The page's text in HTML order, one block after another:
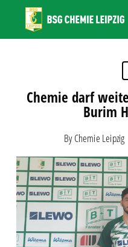
main
Chemie darf
Burim
By Chemie Leipzig